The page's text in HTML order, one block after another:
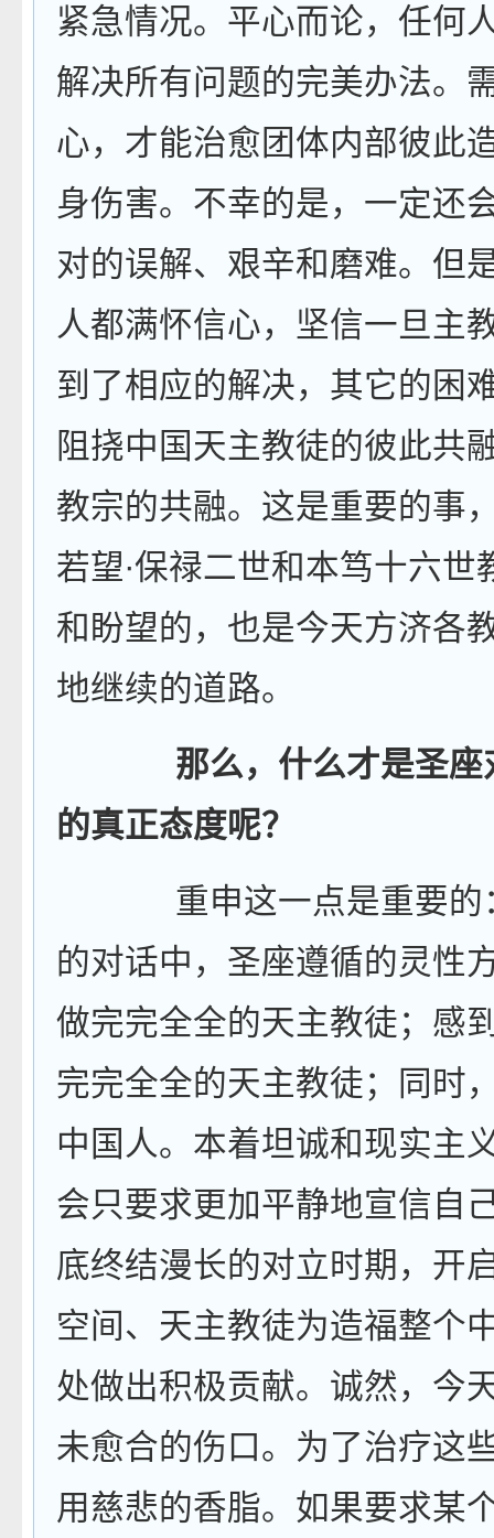
紧急情况。平心而论，任何
解决所有问题的完美办法。
心，才能治愈团体内部彼此
身伤害。不幸的是，一定还
对的误解、艰辛和磨难。但
人都满怀信心，坚信一旦主
到了相应的解决，其它的困
阻挠中国天主教徒的彼此共
教宗的共融。这是重要的事
若望∙保禄二世和本笃十六世
和盼望的，也是今天方济各
地继续的道路。
那么，什么才是圣
的真正态度呢？
重申这一点是重要
的对话中，圣座遵循的灵性
做完完全全的天主教徒；感
完完全全的天主教徒；同时
中国人。本着坦诚和现实主
会只要求更加平静地宣信自
底终结漫长的对立时期，开
空间、天主教徒为造福整个
处做出积极贡献。诚然，今
未愈合的伤口。为了治疗这
用慈悲的香脂。如果要求某